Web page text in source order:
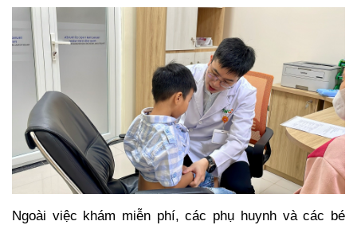
Ngoài việc khám miễn phí, các phụ huynh và các bé